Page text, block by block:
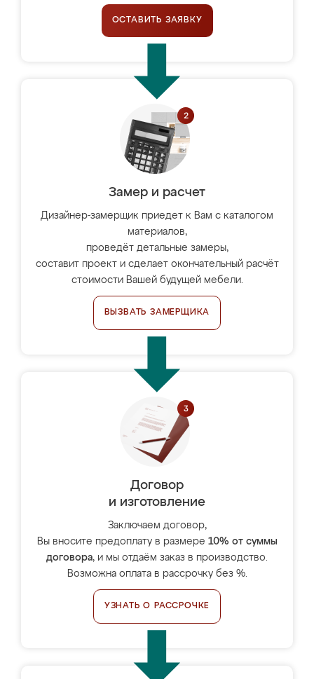
ОСТАВИТЬ ЗАЯВКУ
Замер и расчет
Дизайнер-замерщик приедет к Вам с каталогом
материалов,
проведёт детальные замеры,
составит проект и сделает окончательный расчёт
стоимости Вашей будущей мебели.
ВЫЗВАТЬ ЗАМЕРЩИКА
Договор
и изготовление
Заключаем договор,
Вы вносите предоплату в размере 10% от суммы
договора, и мы отдаём заказ в производство.
Возможна оплата в рассрочку без %.
УЗНАТЬ О РАССРОЧКЕ